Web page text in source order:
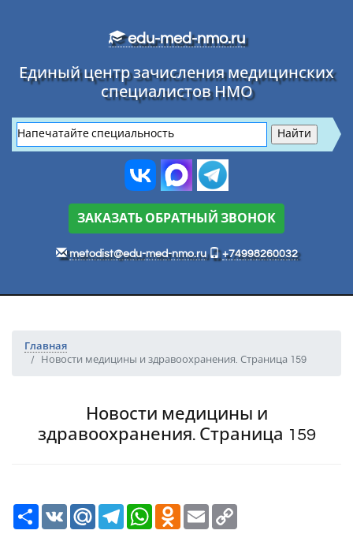
edu-med-nmo.ru
Единый центр зачисления медицинских
специалистов НМО
ЗАКАЗАТЬ ОБРАТНЫЙ ЗВОНОК
metodist@edu-med-nmo.ru +74998260032
Главная
Новости медицины и здравоохранения. Страница 159
Новости медицины и
здравоохранения. Страница 159
РесурсVK Mail.Ru TelegramWhatsAppOdnoklassniki
Email